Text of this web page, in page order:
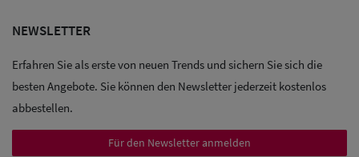
Sale: Army
Sale:
Trucker
Caps
NEWSLETTER
Erfahren Sie als erste von neuen Trends und sichern Sie sich die
besten Angebote. Sie können den Newsletter jederzeit kostenlos
abbestellen.
Für den Newsletter anmelden